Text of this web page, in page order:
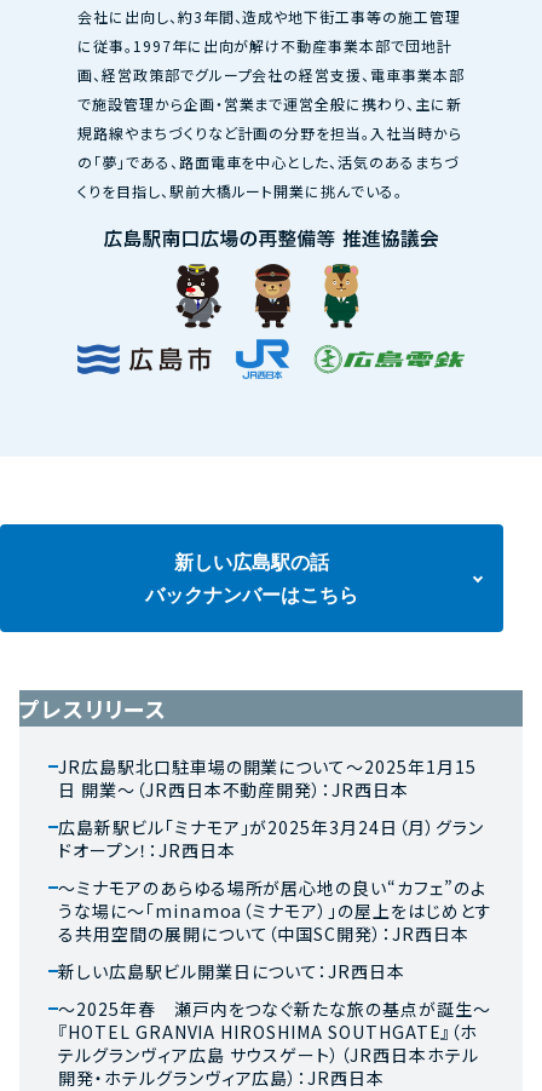
会社に出向し、約3年間、造成や地下街工事等の施工管理
に従事。1997年に出向が解け不動産事業本部で団地計
画、経営政策部でグループ会社の経営支援、電車事業本部
で施設管理から企画・営業まで運営全般に携わり、主に新
規路線やまちづくりなど計画の分野を担当。入社当時から
の「夢」である、路面電車を中心とした、活気のあるまちづ
くりを目指し、駅前大橋ルート開業に挑んでいる。
新しい広島駅の話
バックナンバーはこちら
プレスリリース
JR広島駅北口駐車場の開業について～2025年1月15
日 開業～（JR西日本不動産開発）：JR西日本
広島新駅ビル「ミナモア」が2025年3月24日（月）グラン
ドオープン！：JR西日本
～ミナモアのあらゆる場所が居心地の良い“カフェ”のよ
うな場に～「minamoa（ミナモア）」の屋上をはじめとす
る共用空間の展開について（中国SC開発）：JR西日本
新しい広島駅ビル開業日について：JR西日本
～2025年春 瀬戸内をつなぐ新たな旅の基点が誕生～
『HOTEL GRANVIA HIROSHIMA SOUTHGATE』（ホ
テルグランヴィア広島 サウスゲート）（JR西日本ホテル
開発・ホテルグランヴィア広島）：JR西日本